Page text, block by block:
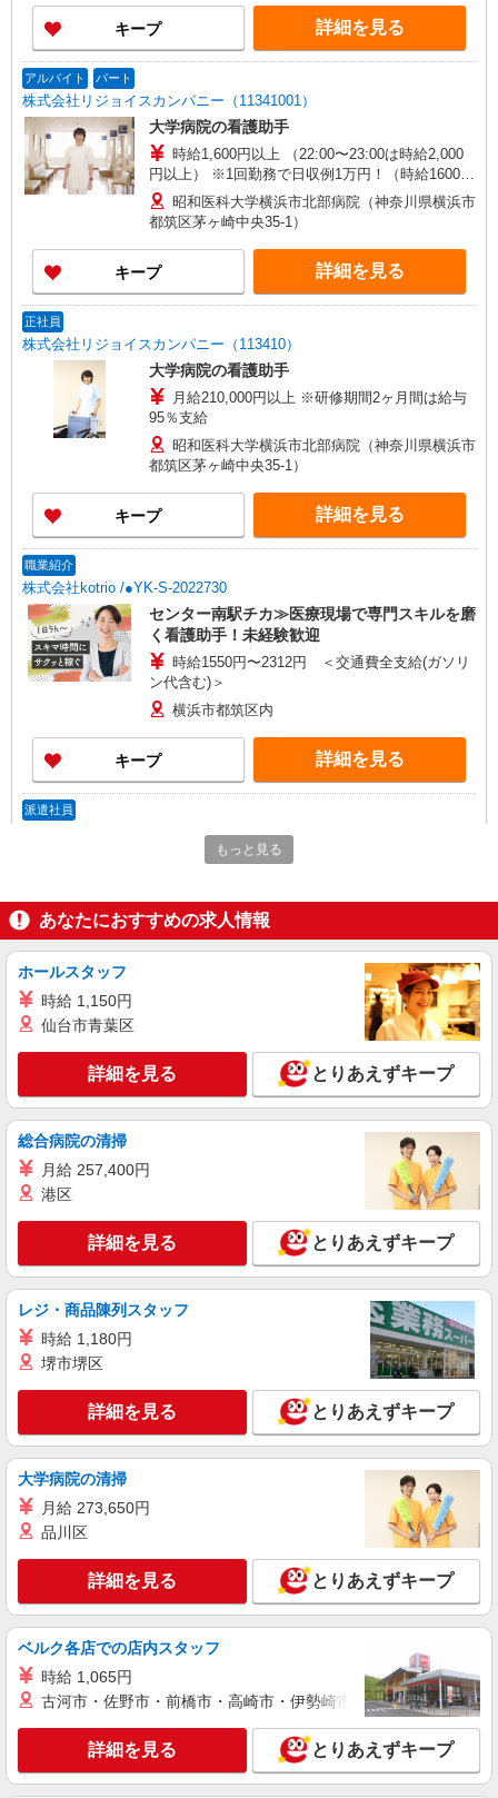
キープ 詳細を見る
アルバイト パート
株式会社リジョイスカンパニー（11341001）
大学病院の看護助手
時給1,600円以上 （22:00〜23:00は時給2,000
円以上） ※1回勤務で日収例1万円！（時給1600円
×5時間＋時給2000円×1時間） ※研修期間2ヶ月間
は給与95％支給
昭和医科大学横浜市北部病院（神奈川県横浜市
都筑区茅ヶ崎中央35-1）
キープ 詳細を見る
正社員
株式会社リジョイスカンパニー（113410）
大学病院の看護助手
月給210,000円以上 ※研修期間2ヶ月間は給与
95％支給
昭和医科大学横浜市北部病院（神奈川県横浜市
都筑区茅ヶ崎中央35-1）
キープ 詳細を見る
職業紹介
株式会社kotrio /●YK-S-2022730
センター南駅チカ≫医療現場で専門スキルを磨
く看護助手！未経験歓迎
時給1550円〜2312円 ＜交通費全支給(ガソリ
ン代含む)＞
横浜市都筑区内
キープ 詳細を見る
派遣社員
株式会社kotrio /●YK-H-1867898
センター南の看護助手＊給与重視なら夜勤(時
時給1600円〜2250円 ＜日払い有/週払い有/交
通費全支給(ガソリン代含む)＞
横浜市都筑区 センター南駅スグ
キープ 詳細を見る
職業紹介
株式会社kotrio /●YK-S-2023375
【都筑ふれあいの丘駅】看護助手募集(パート)
＊柔軟性がある働き方♪
時給1550円〜2312円 ＜交通費全支給(ガソリ
キープ 詳細を見る
アルバイト
日研トータルソーシング株式会社 メディカルケア事業部/町田オフィ
ス【看護助手】
時給1,400円 ★週払いOK（規定あり） ※給与
幅は経験・能力による
神奈川県横浜市都筑区 【最寄駅】センター北
駅
キープ 詳細を見る
紹介予定派遣
株式会社トラストグロース 新宿本社 第2営業部
介護老人保健施設での夜専看護師
時給：2300〜2500円 ※資格や経験などによる
詳細を見る
もっと見る
あなたにおすすめの求人情報
ホールスタッフ
時給 1,150円
仙台市青葉区
詳細を見る とりあえずキープ
総合病院の清掃
月給 257,400円
港区
詳細を見る とりあえずキープ
レジ・商品陳列スタッフ
時給 1,180円
堺市堺区
詳細を見る とりあえずキープ
大学病院の清掃
月給 273,650円
品川区
詳細を見る とりあえずキープ
ベルク各店での店内スタッフ
時給 1,065円
古河市・佐野市・前橋市・高崎市・伊勢崎市・太田市・館林市
詳細を見る とりあえずキープ